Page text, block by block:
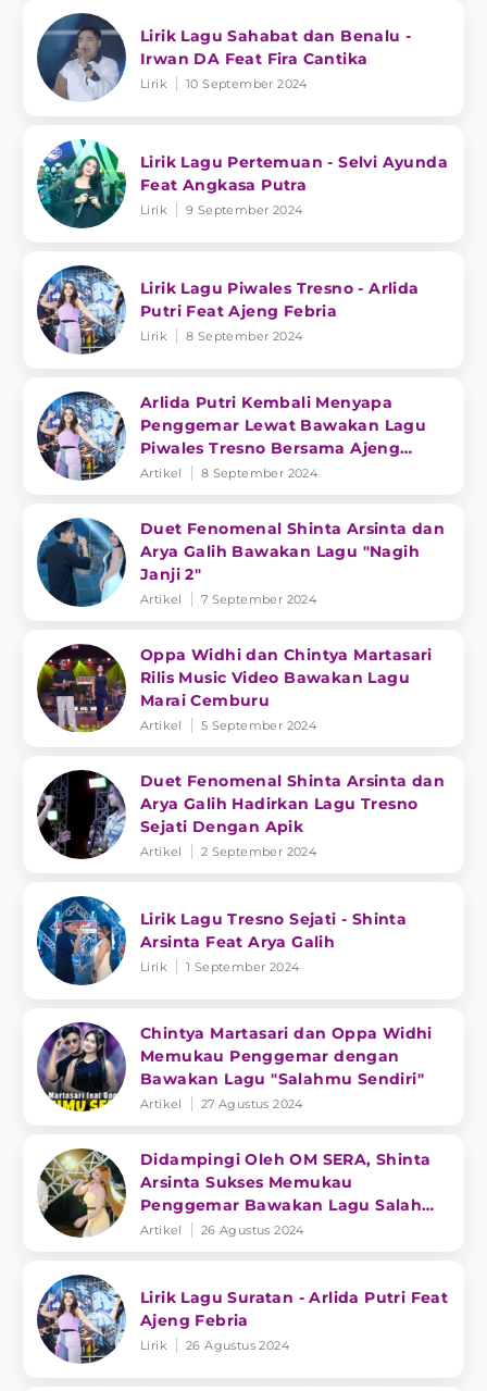
Lirik Lagu Sahabat dan Benalu -
Irwan DA Feat Fira Cantika
Lirik 10 September 2024
Lirik Lagu Pertemuan - Selvi Ayunda
Feat Angkasa Putra
Lirik 9 September 2024
Lirik Lagu Piwales Tresno - Arlida
Putri Feat Ajeng Febria
Lirik 8 September 2024
Arlida Putri Kembali Menyapa
Penggemar Lewat Bawakan Lagu
Piwales Tresno Bersama Ajeng
Febria
Artikel 8 September 2024
Duet Fenomenal Shinta Arsinta dan
Arya Galih Bawakan Lagu "Nagih
Janji 2"
Artikel 7 September 2024
Oppa Widhi dan Chintya Martasari
Rilis Music Video Bawakan Lagu
Marai Cemburu
Artikel 5 September 2024
Duet Fenomenal Shinta Arsinta dan
Arya Galih Hadirkan Lagu Tresno
Sejati Dengan Apik
Artikel 2 September 2024
Lirik Lagu Tresno Sejati - Shinta
Arsinta Feat Arya Galih
Lirik 1 September 2024
Chintya Martasari dan Oppa Widhi
Memukau Penggemar dengan
Bawakan Lagu "Salahmu Sendiri"
Artikel 27 Agustus 2024
Didampingi Oleh OM SERA, Shinta
Arsinta Sukses Memukau
Penggemar Bawakan Lagu Salahmu
Sendiri
Artikel 26 Agustus 2024
Lirik Lagu Suratan - Arlida Putri Feat
Ajeng Febria
Lirik 26 Agustus 2024